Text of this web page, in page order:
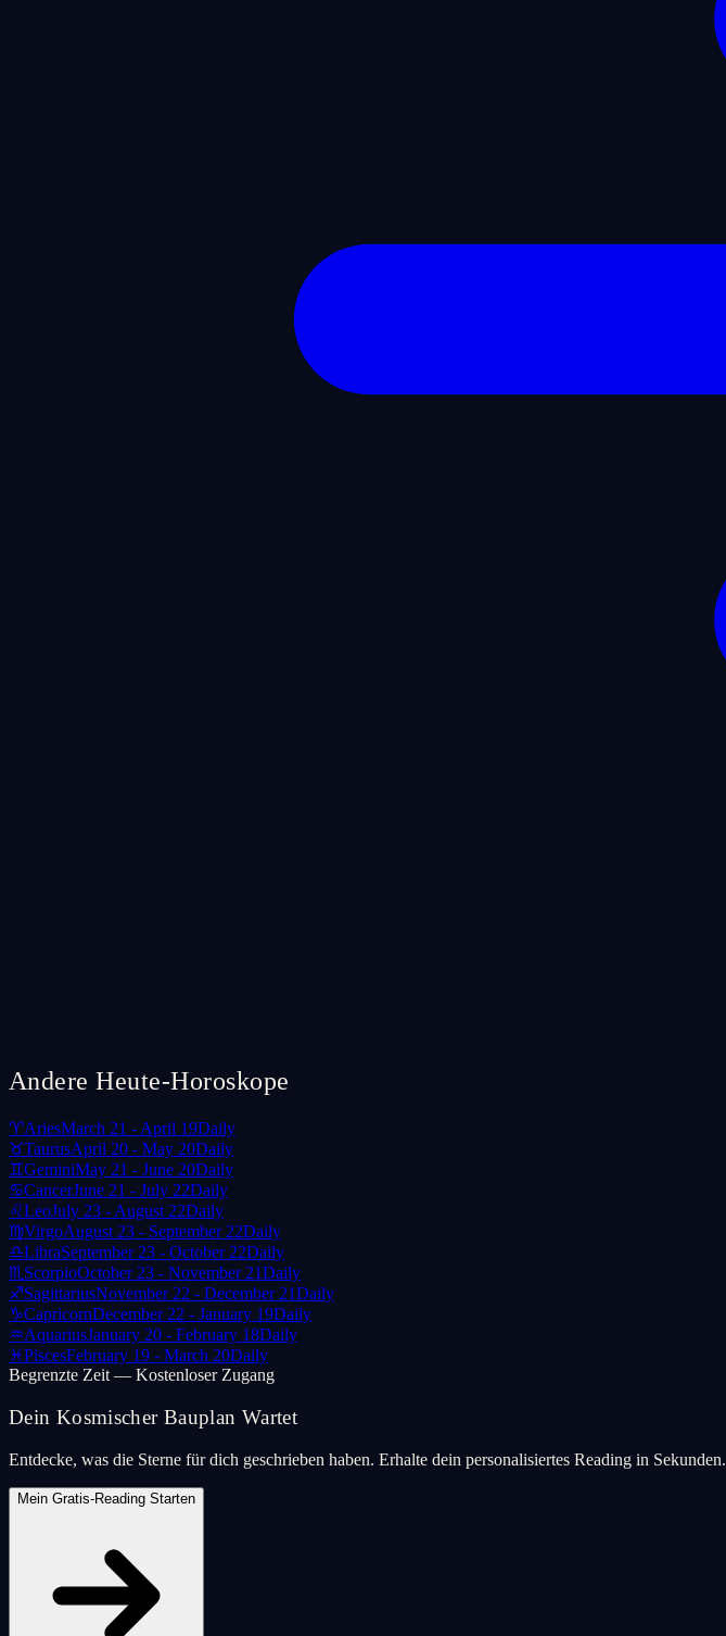
Andere Heute-Horoskope
♈AriesMarch 21 - April 19Daily
♉TaurusApril 20 - May 20Daily
♊GeminiMay 21 - June 20Daily
♋CancerJune 21 - July 22Daily
♌LeoJuly 23 - August 22Daily
♍VirgoAugust 23 - September 22Daily
♎LibraSeptember 23 - October 22Daily
♏ ScorpioOctober 23 - November 21Daily
♐SagittariusNovember 22 - December 21Daily
♑CapricornDecember 22 - January 19Daily
♒AquariusJanuary 20 - February 18Daily
♓PiscesFebruary 19 - March 20Daily
Begrenzte Zeit — Kostenloser Zugang
Dein Kosmischer Bauplan Wartet
Entdecke, was die Sterne für dich geschrieben haben. Erhalte dein personalisiertes Reading in Sekunden.
Mein Gratis-Reading Starten